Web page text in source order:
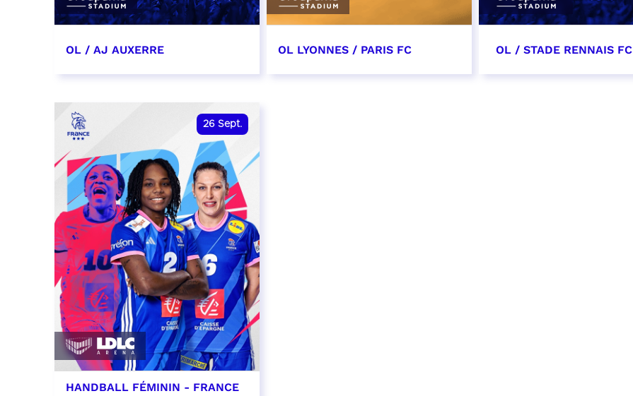
OL / AJ AUXERRE
RÉSERVER
OL LYONNES / PARIS FC OL / STADE RENNAIS FC
26 Sept.
HANDBALL FÉMININ - FRANCE